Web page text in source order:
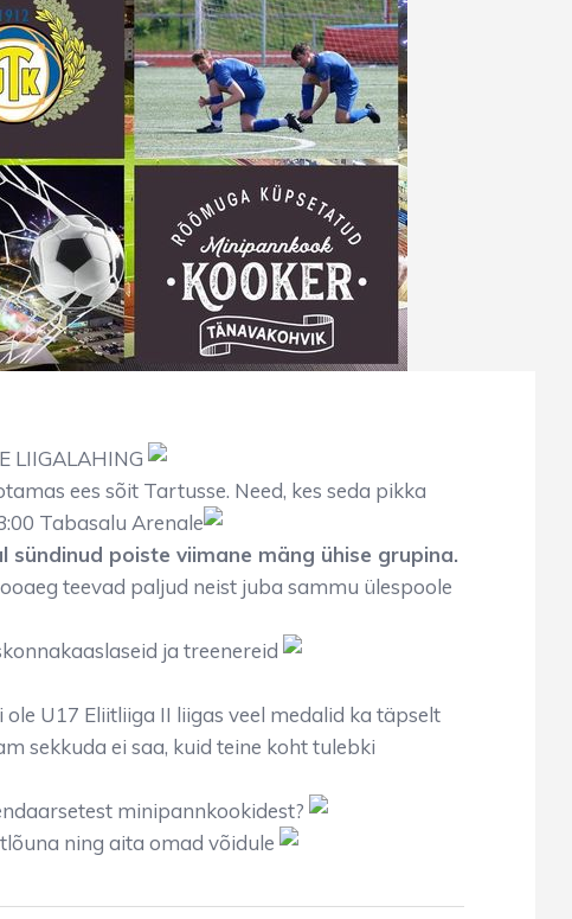
LIIGALAHING
ees sõit Tartusse. Need, kes seda pikka
Tabasalu Arenale
poiste viimane mäng ühise grupina.
teevad paljud neist juba sammu ülespoole
ja treenereid
U17 Eliitliiga II liigas veel medalid ka täpselt
sekkuda ei saa, kuid teine koht tulebki
minipannkookidest?
ning aita omad võidule